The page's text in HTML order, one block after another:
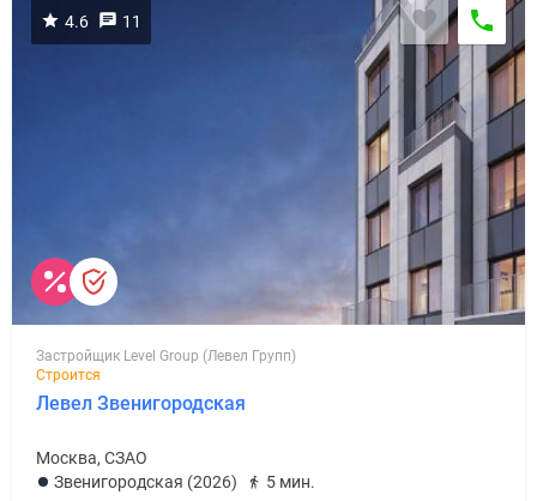
4.6 11
Застройщик Level Group (Левел Групп)
Строится
Левел Звенигородская
Москва, СЗАО
Звенигородская (2026)
5 мин.